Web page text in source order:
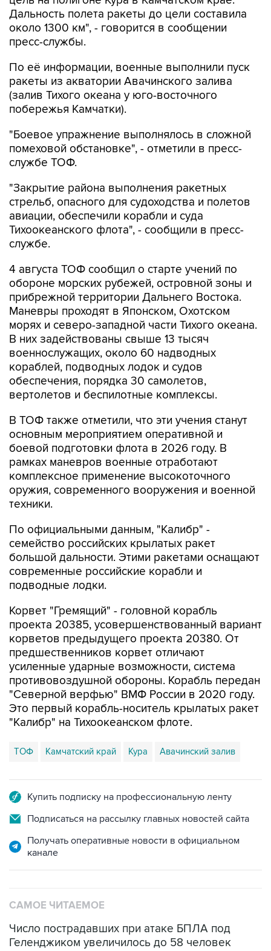
Дальность полета ракеты до цели составила
около 1300 км", - говорится в сообщении
пресс-службы.
По её информации, военные выполнили пуск
ракеты из акватории Авачинского залива
(залив Тихого океана у юго-восточного
побережья Камчатки).
"Боевое упражнение выполнялось в сложной
помеховой обстановке", - отметили в пресс-
службе ТОФ.
"Закрытие района выполнения ракетных
стрельб, опасного для судоходства и полетов
авиации, обеспечили корабли и суда
Тихоокеанского флота", - сообщили в пресс-
службе.
4 августа ТОФ сообщил о старте учений по
обороне морских рубежей, островной зоны и
прибрежной территории Дальнего Востока.
Маневры проходят в Японском, Охотском
морях и северо-западной части Тихого океана.
В них задействованы свыше 13 тысяч
военнослужащих, около 60 надводных
кораблей, подводных лодок и судов
обеспечения, порядка 30 самолетов,
вертолетов и беспилотные комплексы.
В ТОФ также отметили, что эти учения станут
основным мероприятием оперативной и
боевой подготовки флота в 2026 году. В
рамках маневров военные отработают
комплексное применение высокоточного
оружия, современного вооружения и военной
техники.
По официальными данным, "Калибр" -
семейство российских крылатых ракет
большой дальности. Этими ракетами оснащают
современные российские корабли и
подводные лодки.
Корвет "Гремящий" - головной корабль
проекта 20385, усовершенствованный вариант
корветов предыдущего проекта 20380. От
предшественников корвет отличают
усиленные ударные возможности, система
противовоздушной обороны. Корабль передан
"Северной верфью" ВМФ России в 2020 году.
Это первый корабль-носитель крылатых ракет
"Калибр" на Тихоокеанском флоте.
ТОФ Камчатский край Кура Авачинский залив
Купить подписку на профессиональную ленту
Подписаться на рассылку главных новостей сайта
Получать оперативные новости в официальном
канале
САМОЕ ЧИТАЕМОЕ
Число пострадавших при атаке БПЛА под
Геленджиком увеличилось до 58 человек